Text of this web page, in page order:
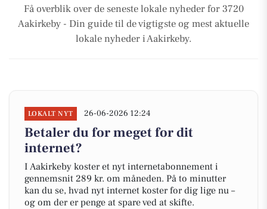
Få overblik over de seneste lokale nyheder for 3720
Aakirkeby - Din guide til de vigtigste og mest aktuelle
lokale nyheder i Aakirkeby.
LOKALT NYT 26-06-2026 12:24
Betaler du for meget for dit
internet?
I Aakirkeby koster et nyt internetabonnement i
gennemsnit 289 kr. om måneden. På to minutter
kan du se, hvad nyt internet koster for dig lige nu –
og om der er penge at spare ved at skifte.